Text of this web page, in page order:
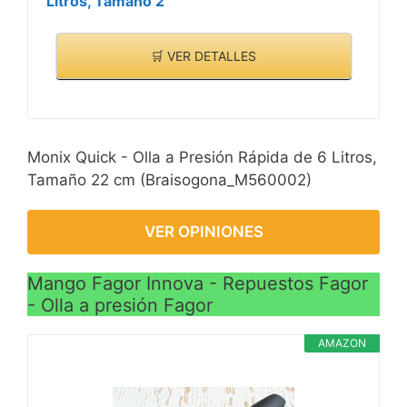
🛒 VER DETALLES
Monix Quick - Olla a Presión Rápida de 6 Litros,
Tamaño 22 cm (Braisogona_M560002)
VER OPINIONES
Mango Fagor Innova - Repuestos Fagor
- Olla a presión Fagor
AMAZON